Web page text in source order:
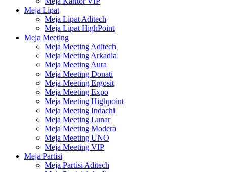
Meja Lipat
Meja Lipat Aditech
Meja Lipat HighPoint
Meja Meeting
Meja Meeting Aditech
Meja Meeting Arkadia
Meja Meeting Aura
Meja Meeting Donati
Meja Meeting Ergosit
Meja Meeting Expo
Meja Meeting Highpoint
Meja Meeting Indachi
Meja Meeting Lunar
Meja Meeting Modera
Meja Meeting UNO
Meja Meeting VIP
Meja Partisi
Meja Partisi Aditech